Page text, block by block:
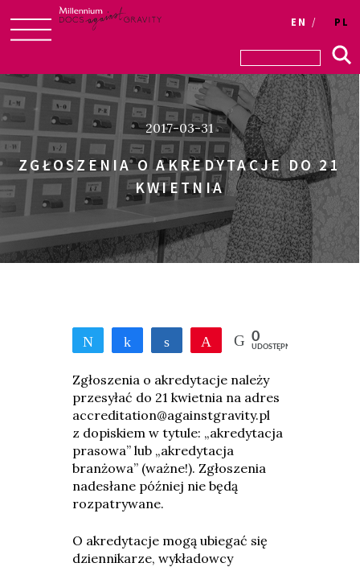
to
content
Login
EN PL
2017-03-31
ZGŁOSZENIA O AKREDYTACJE DO 21
KWIETNIA
Tweetnij UdostępnijUdostępnijPrzypnij
0
UDOSTĘPNIEŃ
Zgłoszenia o akredytacje należy
przesyłać do 21 kwietnia na adres
accreditation@againstgravity.pl
z dopiskiem w tytule: „akredytacja
prasowa” lub „akredytacja
branżowa” (ważne!). Zgłoszenia
nadesłane później nie będą
rozpatrywane.
O akredytacje mogą ubiegać się
dziennikarze, wykładowcy